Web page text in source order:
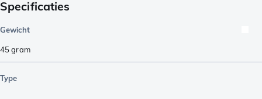
Specificaties
Gewicht
45gram
Type